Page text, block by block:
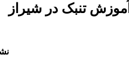
تنبک در شیراز